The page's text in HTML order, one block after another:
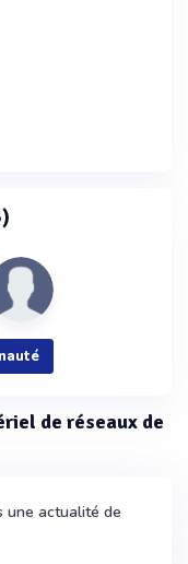
de réseaux de
une actualité de